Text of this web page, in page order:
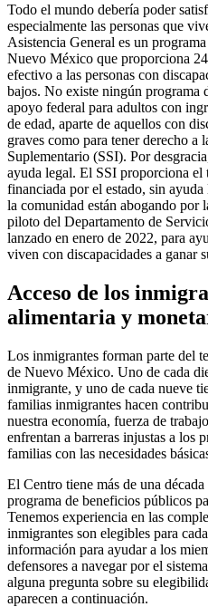
Todo el mundo debería poder
especialmente las personas que
Asistencia General es un
Nuevo México que proporciona
efectivo a las personas con
bajos. No existe ningún programa
apoyo federal para adultos con
de edad, aparte de aquellos con
graves como para tener derecho a
Suplementario (SSI). Por
ayuda legal. El SSI proporciona el
financiada por el estado, sin
la comunidad están abogando por
piloto del Departamento de
lanzado en enero de 2022, para
viven con discapacidades a ganar
Acceso de los
alimentaria y
Los inmigrantes forman parte del
de Nuevo México. Uno de cada
inmigrante, y uno de cada nueve
familias inmigrantes hacen
nuestra economía, fuerza de
enfrentan a barreras injustas a los
familias con las necesidades
El Centro tiene más de una
programa de beneficios públicos
Tenemos experiencia en las
inmigrantes son elegibles para
información para ayudar a los
defensores a navegar por el
alguna pregunta sobre su
aparecen a continuación.